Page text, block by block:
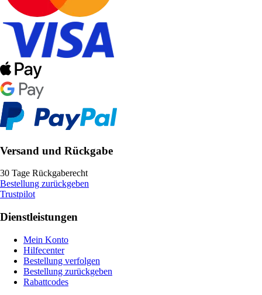
Versand und Rückgabe
30 Tage Rückgaberecht
Bestellung zurückgeben
Trustpilot
Dienstleistungen
Mein Konto
Hilfecenter
Bestellung verfolgen
Bestellung zurückgeben
Rabattcodes